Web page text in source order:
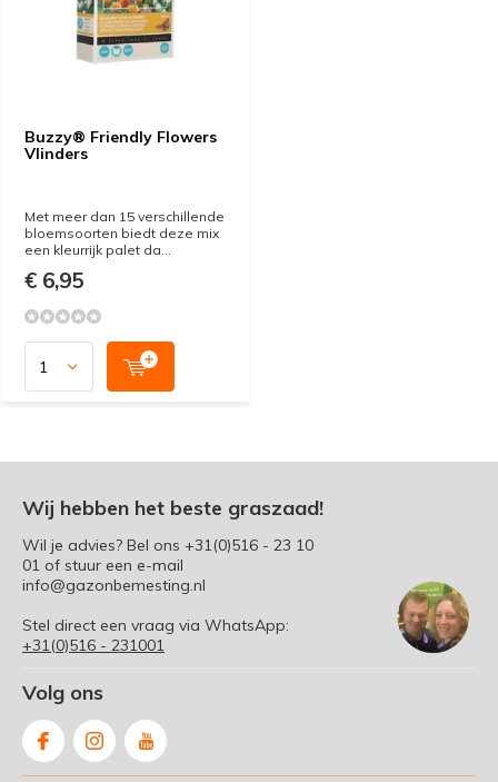
Buzzy® Friendly Flowers
Vlinders
Met meer dan 15 verschillende
bloemsoorten biedt deze mix
een kleurrijk palet da...
€ 6,95
Wij hebben het beste graszaad!
Wil je advies? Bel ons +31(0)516 - 23 10
01 of stuur een e-mail
info@gazonbemesting.nl
Stel direct een vraag via WhatsApp:
+31(0)516 - 231001
Volg ons